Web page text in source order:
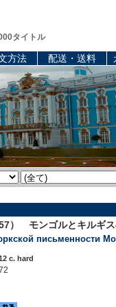
タイトル
方法 配送・送料
） モンゴルとキルギス
письменности
c. hard